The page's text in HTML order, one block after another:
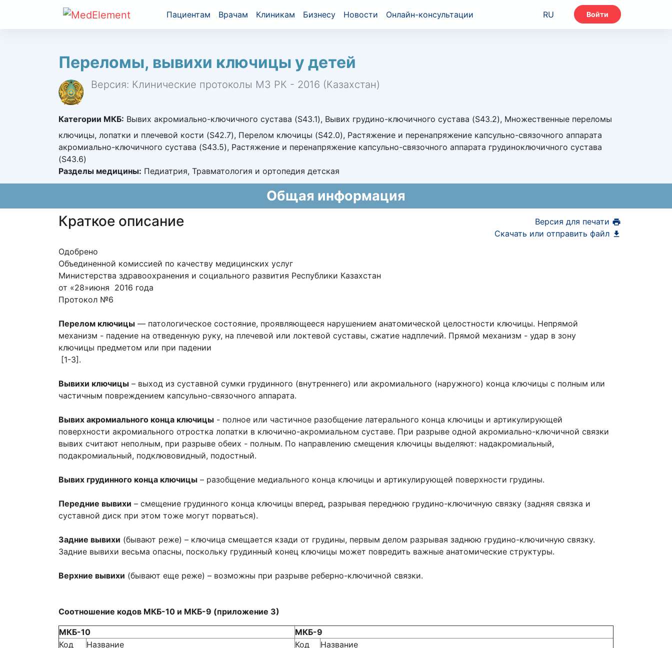
Пациентам Врачам Клиникам Бизнесу Новости Онлайн-консультации RU Войти
Переломы, вывихи ключицы у детей
Версия: Клинические протоколы МЗ РК - 2016 (Казахстан)
Категории МКБ: Вывих акромиально-ключичного сустава (S43.1), Вывих грудино-ключичного сустава (S43.2), Множественные переломы
ключицы, лопатки и плечевой кости (S42.7), Перелом ключицы (S42.0), Растяжение и перенапряжение капсульно-связочного аппарата
акромиально-ключичного сустава (S43.5), Растяжение и перенапряжение капсульно-связочного аппарата грудиноключичного сустава
(S43.6)
Разделы медицины: Педиатрия, Травматология и ортопедия детская
Общая информация
Версия для печати
Скачать или отправить файл
Краткое описание
Одобрено
Объединенной комиссией по качеству медицинских услуг
Министерства здравоохранения и социального развития Республики Казахстан
от «28»июня 2016 года
Протокол №6
Перелом ключицы — патологическое состояние, проявляющееся нарушением анатомической целостности ключицы. Непрямой
механизм - падение на отведенную руку, на плечевой или локтевой суставы, сжатие надплечий. Прямой механизм - удар в зону
ключицы предметом или при падении
[1-3].
Вывихи ключицы – выход из суставной сумки грудинного (внутреннего) или акромиального (наружного) конца ключицы с полным или
частичным повреждением капсульно-связочного аппарата.
Вывих акромиального конца ключицы - полное или частичное разобщение латерального конца ключицы и артикулирующей
поверхности акромиального отростка лопатки в ключично-акромиальном суставе. При разрыве одной акромиально-ключичной связки
вывих считают неполным, при разрыве обеих - полным. По направлению смещения ключицы выделяют: надакромиальный,
подакромиальный, подклювовидный, подостный.
Вывих грудинного конца ключицы – разобщение медиального конца ключицы и артикулирующей поверхности грудины.
Передние вывихи – смещение грудинного конца ключицы вперед, разрывая переднюю грудино-ключичную связку (задняя связка и
суставной диск при этом тоже могут порваться).
Задние вывихи (бывают реже) – ключица смещается кзади от грудины, первым делом разрывая заднюю грудино-ключичную связку.
Задние вывихи весьма опасны, поскольку грудинный конец ключицы может повредить важные анатомические структуры.
Верхние вывихи (бывают еще реже) – возможны при разрыве реберно-ключичной связки.
Соотношение кодов МКБ-10 и МКБ-9 (приложение 3)
МКБ-10
МКБ-9
Код
Название Код
Название